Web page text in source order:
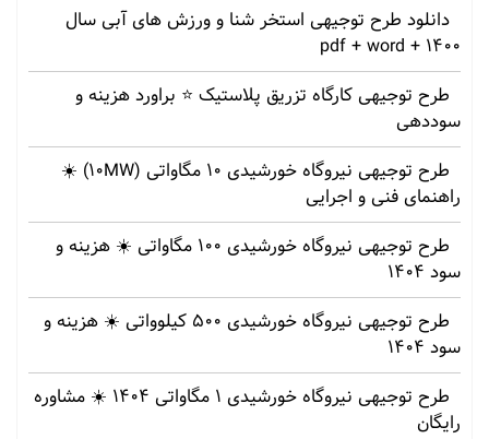
دانلود طرح توجیهی استخر شنا و ورزش های آبی سال
1400 + pdf + word
طرح توجیهی کارگاه تزریق پلاستیک ⭐ براورد هزینه و
سوددهی
طرح توجیهی نیروگاه خورشیدی 10 مگاواتی (10MW) ☀️
راهنمای فنی و اجرایی
طرح توجیهی نیروگاه خورشیدی 100 مگاواتی ☀️ هزینه‌ و
سود 1404
طرح توجیهی نیروگاه خورشیدی 500 کیلوواتی ☀️ هزینه‌ و
سود 1404
طرح توجیهی نیروگاه خورشیدی 1 مگاواتی 1404 ☀️ مشاوره
رایگان